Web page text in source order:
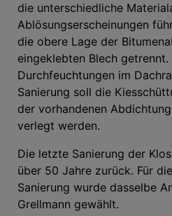
die unterschiedliche
Ablösungserscheinungen
die obere Lage der
eingeklebten Blech
Durchfeuchtungen im
Sanierung soll die
der vorhandenen
verlegt werden.
Die letzte Sanierung der
über 50 Jahre zurück. Für
Sanierung wurde dasselbe
Grellmann gewählt.